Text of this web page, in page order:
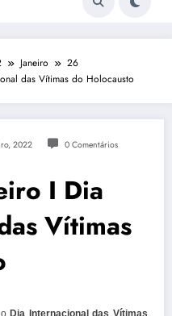
Janeiro
26
das Vítimas do Holocausto
2022 0 Comentários
I Dia
Vítimas